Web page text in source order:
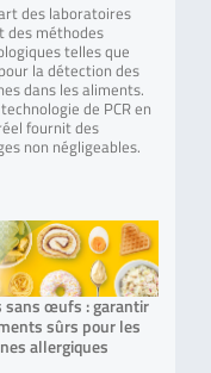
des laboratoires
des méthodes
telles que
pour la détection des
dans les aliments.
de PCR en
fournit des
non négligeables.
sans œufs : garantir
sûrs pour les
allergiques